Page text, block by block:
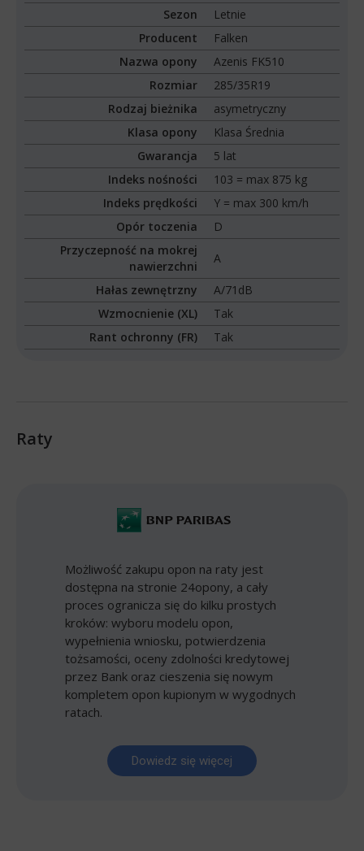
Sezon
Letnie
Producent
Falken
Nazwa opony
Azenis FK510
Rozmiar
285/35R19
Rodzaj bieżnika
asymetryczny
Klasa opony
Klasa Średnia
Gwarancja
5 lat
Indeks nośności
103 = max 875 kg
Indeks prędkości
Y = max 300 km/h
Opór toczenia
D
Przyczepność na mokrej
nawierzchni
A
Hałas zewnętrzny
A/71dB
Wzmocnienie (XL)
Tak
Rant ochronny (FR)
Tak
Raty
Możliwość zakupu opon na raty jest
dostępna na stronie 24opony, a cały
proces ogranicza się do kilku prostych
kroków: wyboru modelu opon,
wypełnienia wniosku, potwierdzenia
tożsamości, oceny zdolności kredytowej
przez Bank oraz cieszenia się nowym
kompletem opon kupionym w wygodnych
ratach.
Dowiedz się więcej